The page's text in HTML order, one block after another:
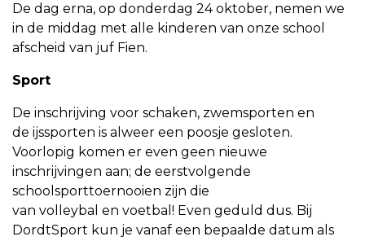
De dag erna, op donderdag 24 oktober, nemen we
in de middag met alle kinderen van onze school
afscheid van juf Fien.
Sport
De inschrijving voor schaken, zwemsporten en
de ijssporten is alweer een poosje gesloten.
Voorlopig komen er even geen nieuwe
inschrijvingen aan; de eerstvolgende
schoolsporttoernooien zijn die
van volleybal en voetbal! Even geduld dus. Bij
DordtSport kun je vanaf een bepaalde datum als